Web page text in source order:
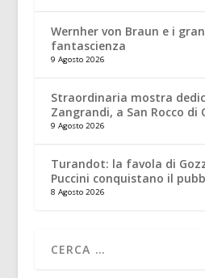
Wernher von Braun e i
fantascienza
9 Agosto 2026
Straordinaria mostra
Zangrandi, a San Rocco di
9 Agosto 2026
Turandot: la favola di
Puccini conquistano il
8 Agosto 2026